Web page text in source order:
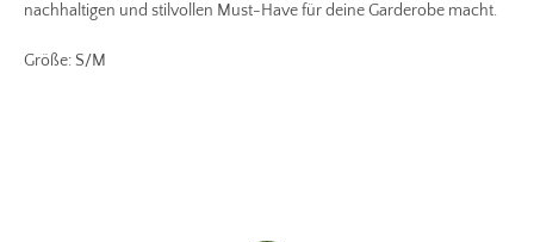
nachhaltigen und stilvollen Must-Have für deine Garderobe macht.
Größe: S/M